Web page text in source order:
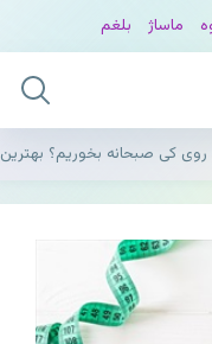
ماساژ بلغم
روی کی صبحانه بخوریم؟